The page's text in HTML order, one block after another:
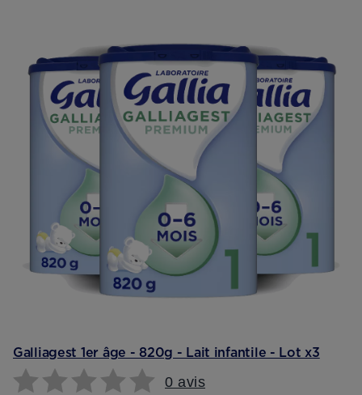
Galliagest 1er âge - 820g - Lait infantile - Lot x3
0 avis